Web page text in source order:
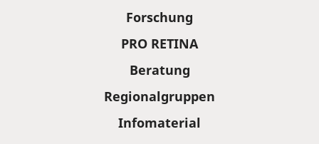
Forschung
PRO RETINA
Beratung
Regionalgruppen
Infomaterial